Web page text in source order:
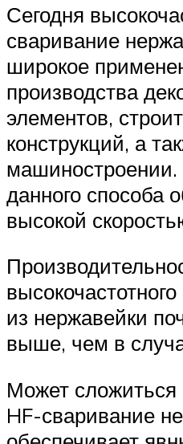
Сегодня
сваривание
широкое
производства
элементов,
конструкций, а
машиностроении.
данного способа
высокой
из нержавейки
выше, чем в
Может сложиться
HF-сваривание